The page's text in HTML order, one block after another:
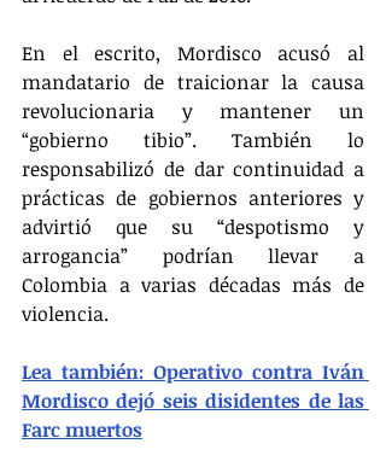
En el escrito, Mordisco acusó al
mandatario de traicionar la causa
revolucionaria y mantener un
“gobierno tibio”. También lo
responsabilizó de dar continuidad a
prácticas de gobiernos anteriores y
advirtió que su “despotismo y
arrogancia” podrían llevar a
Colombia a varias décadas más de
violencia.
Lea también: Operativo contra Iván
Mordisco dejó seis disidentes de las
Farc muertos